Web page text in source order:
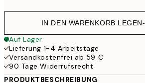
IN DEN WARENKORB LEGEN-
Auf Lager
Lieferung 1-4 Arbeitstage
Versandkostenfrei ab 59 €
90 Tage Widerrufsrecht
PRODUKTBESCHREIBUNG